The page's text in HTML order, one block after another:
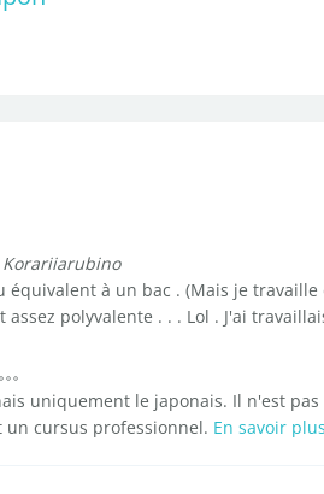
à un bac . (Mais je travaille
polyvalente . . . Lol . J'ai
uniquement le japonais. Il n'est pas
cursus professionnel. En savoir plus